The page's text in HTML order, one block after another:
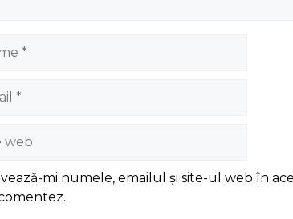
mi numele, emailul și site-ul web în